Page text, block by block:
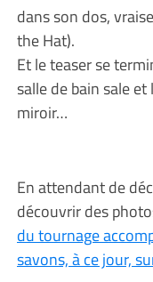
dans son dos,
the Hat).
Et le teaser se
salle de bain sale
miroir…
En attendant de
découvrir des
du tournage
savons, à ce jour,